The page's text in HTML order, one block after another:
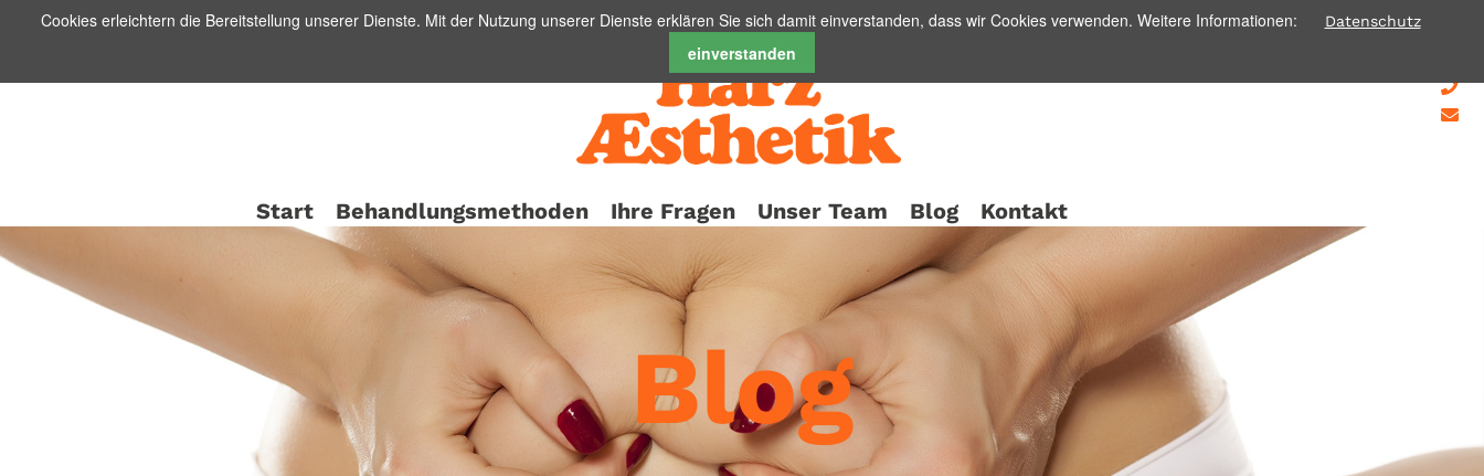
Cookies erleichtern die Bereitstellung unserer Dienste. Mit der Nutzung unserer Dienste erklären Sie sich damit einverstanden, dass wir Cookies verwenden. Weitere Informationen: Datenschutz
einverstanden
Start Behandlungsmethoden Ihre Fragen Unser Team Blog Kontakt
Blog